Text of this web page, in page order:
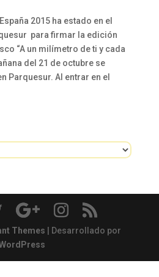
2015 ha estado en el
para firmar la edición
“A un milímetro de ti y cada
del 21 de octubre se
Parquesur. Al entrar en el
Themes | Desarrollado por